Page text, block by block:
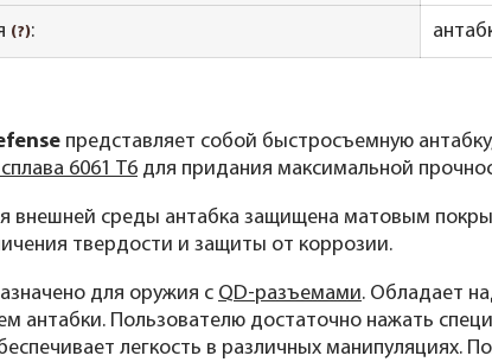
(?):
представляет собой быстросъемную
6061 T6 для придания максимальной
внешней среды антабка защищена матовым
твердости и защиты от коррозии.
для оружия c QD-разъемами. Обладает
антабки. Пользователю достаточно нажать
легкость в различных манипуляциях.